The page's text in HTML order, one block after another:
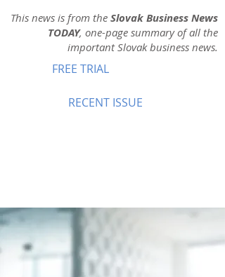
This news is from the Slovak Business News
TODAY, one-page summary of all the
important Slovak business news.
FREE TRIAL
RECENT ISSUE